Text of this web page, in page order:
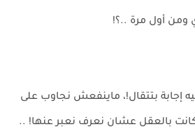
ومن أول مرة ..؟!
إجابة بتتقال!، ماينفعش نجاوب على
بالعقل عشان نعرف نعبر عنها! ..